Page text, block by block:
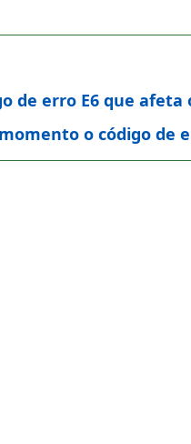
de erro E6 que afeta
o código de